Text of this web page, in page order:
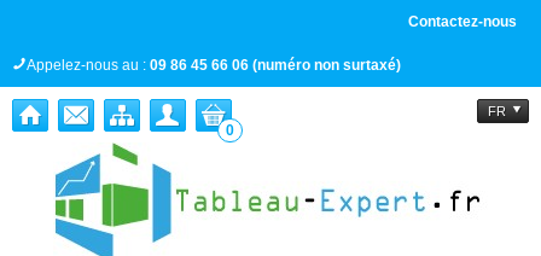
Contactez-nous
Appelez-nous au : 09 86 45 66 06 (numéro non surtaxé)
FR
0